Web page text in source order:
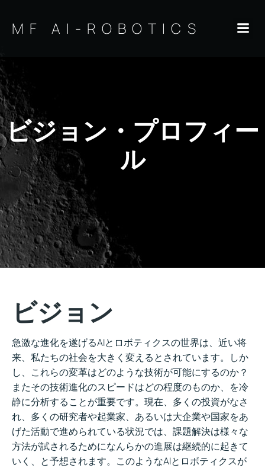
へ
ス
キ
ッ
プ
MF AI-ROBOTICS
ビジョン・プロフィー
ル
ビジョン
急激な進化を遂げるAIとロボティクスの世界は、近い将
来、私たちの社会を大きく変えるとされています。しか
し、これらの変革はどのような技術が可能にするのか？
またその技術進化のスピードはどの程度のものか、を冷
静に分析することが重要です。現在、多くの投資がなさ
れ、多くの研究者や起業家、あるいは大企業や国家をあ
げた活動で進められている状況では、課題解決は様々な
方法が試されるためになんらかの進展は継続的に起きて
いく、と予想されます。このようなAIとロボティクスが